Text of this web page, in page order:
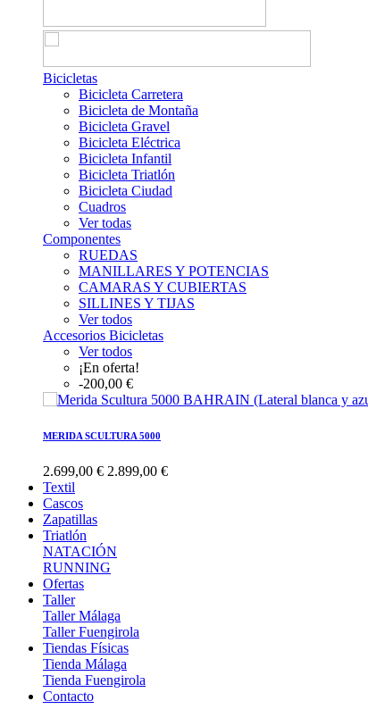
Bicicletas
Bicicleta Carretera
Bicicleta de Montaña
Bicicleta Gravel
Bicicleta Eléctrica
Bicicleta Infantil
Bicicleta Triatlón
Bicicleta Ciudad
Cuadros
Ver todas
Componentes
RUEDAS
MANILLARES Y POTENCIAS
CAMARAS Y CUBIERTAS
SILLINES Y TIJAS
Ver todos
Accesorios Bicicletas
Ver todos
¡En oferta!
-200,00 €
MERIDA SCULTURA 5000
2.699,00 € 2.899,00 €
Textil
Cascos
Zapatillas
Triatlón
NATACIÓN
RUNNING
Ofertas
Taller
Taller Málaga
Taller Fuengirola
Tiendas Físicas
Tienda Málaga
Tienda Fuengirola
Contacto